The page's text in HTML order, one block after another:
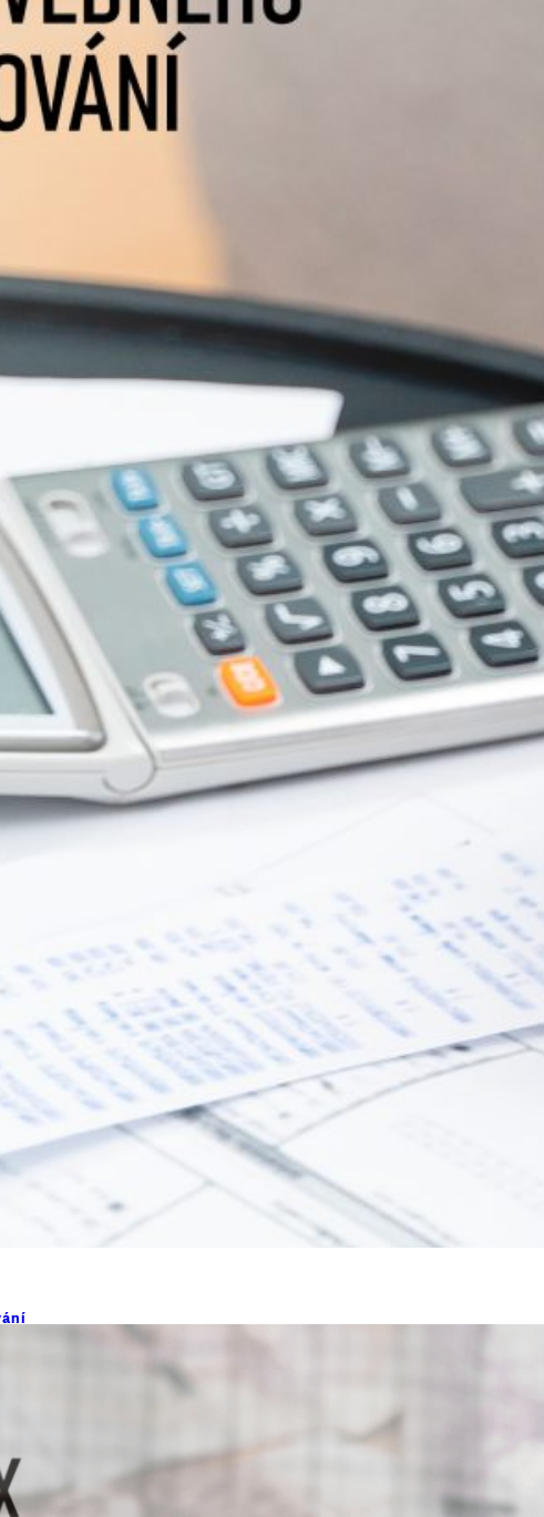
komu se při hledání půjčky vyhnout
výdaj a nemáte finanční rezervu? Zvažujete půjčku? Lidé v
přečerpání běžného účtu, kreditku nebo mikroúvěr. A
odpovědného úvěrování, který hodnotí celkem…